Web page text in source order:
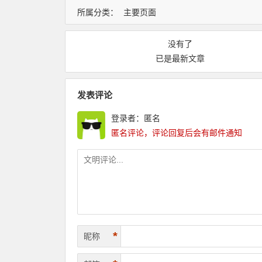
所属分类： 主要页面
没有了
已是最新文章
发表评论
登录者：匿名
匿名评论，评论回复后会有邮件通知
昵称 *